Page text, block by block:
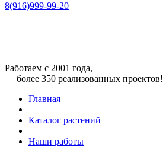
8(916)999-99-20
Работаем с 2001 года,
более 350 реализованных проектов!
Главная
Каталог растений
Наши работы